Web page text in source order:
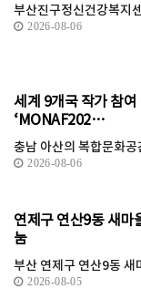
부산진구정신건강복지
2026-08-06
세계 9개국 작가 참
‘MONAF202…
충남 아산의 복합문화
2026-08-06
연제구 연산9동 새마
눔
부산 연제구 연산9동
2026-08-05